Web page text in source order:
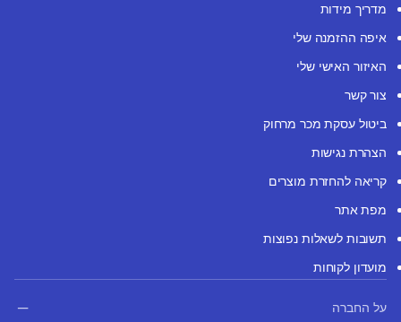
מדריך מידות
איפה ההזמנה שלי
האיזור האישי שלי
צור קשר
ביטול עסקת מכר מרחוק
הצהרת נגישות
קריאה להחזרת מוצרים
מפת אתר
תשובות לשאלות נפוצות
מועדון לקוחות
על החברה